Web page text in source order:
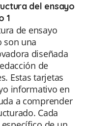
del ensayo
1
de ensayo
son una
diseñada
de
Estas tarjetas
informativo en
a comprender
Cada